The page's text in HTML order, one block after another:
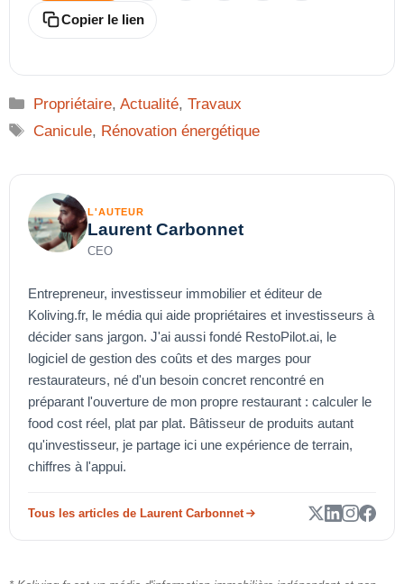
Copier le lien
Catégories
Propriétaire,Actualité,Travaux
Étiquettes
Canicule, Rénovation énergétique
L'AUTEUR
Laurent Carbonnet
CEO
Entrepreneur, investisseur immobilier et éditeur de
Koliving.fr, le média qui aide propriétaires et investisseurs à
décider sans jargon. J'ai aussi fondé RestoPilot.ai, le
logiciel de gestion des coûts et des marges pour
restaurateurs, né d'un besoin concret rencontré en
préparant l'ouverture de mon propre restaurant : calculer le
food cost réel, plat par plat. Bâtisseur de produits autant
qu'investisseur, je partage ici une expérience de terrain,
chiffres à l'appui.
Tous les articles de Laurent Carbonnet